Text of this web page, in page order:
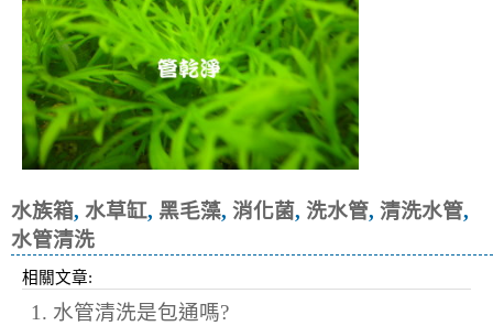
水族箱, 水草缸, 黑毛藻, 消化菌, 洗水管, 清洗水管,
水管清洗
相關文章:
1. 水管清洗是包通嗎?